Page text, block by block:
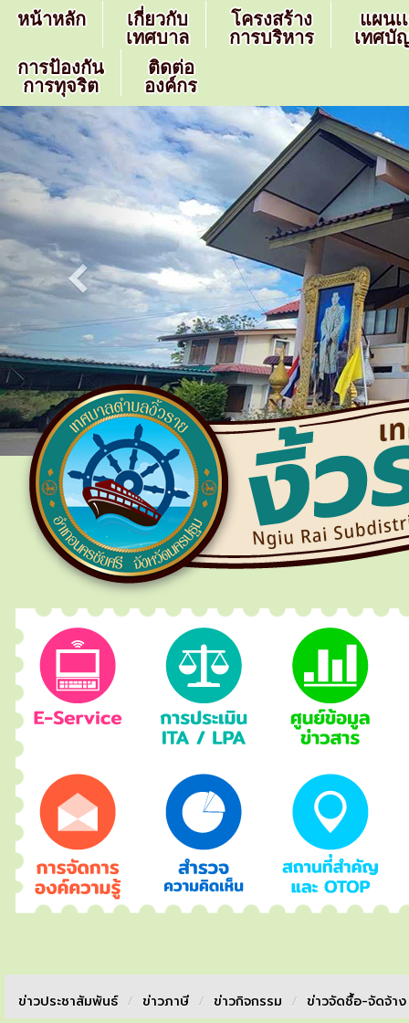
หน้าหลัก
เกี่ยวกับ
เทศบาล
โครงสร้าง
การบริหาร
แผนเ
เทศบั
การป้องกัน
การทุจริต
ติดต่อ
องค์กร
ข่าวประชาสัมพันธ์ / ข่าวภาษี / ข่าวกิจกรรม / ข่าวจัดชื้อ-จัดจ้า